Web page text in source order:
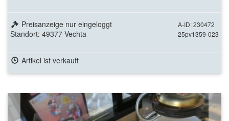
A-ID: 230472
25pv1359-023
Preisanzeige nur eingeloggt
Standort: 49377 Vechta
Artikel ist verkauft